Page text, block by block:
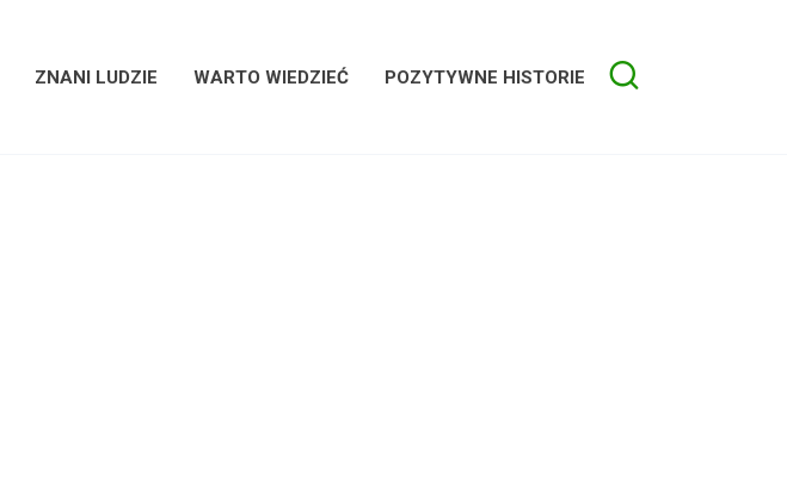
ZNANI LUDZIE WARTO WIEDZIEĆ POZYTYWNE HISTORIE